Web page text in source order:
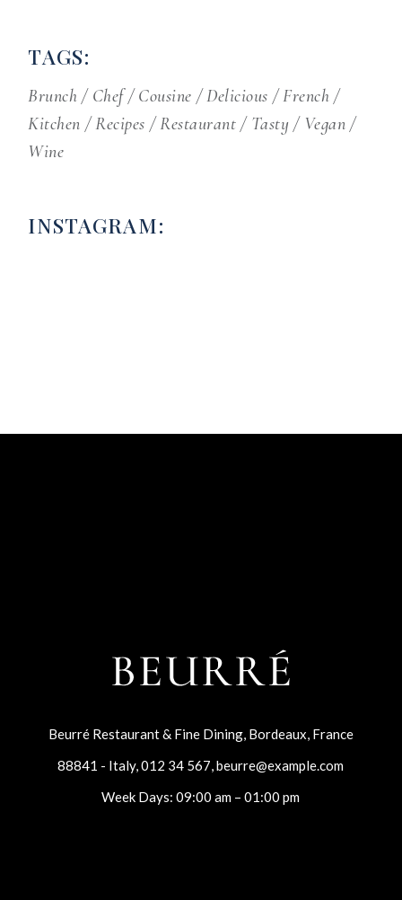
TAGS:
Brunch Chef Cousine Delicious
French
Kitchen
Recipes Restaurant Tasty
Vegan
Wine
INSTAGRAM:
Beurré Restaurant & Fine Dining, Bordeaux, France
88841 - Italy,012 34 567 ,beurre@example.com
Week Days: 09:00 am – 01:00 pm